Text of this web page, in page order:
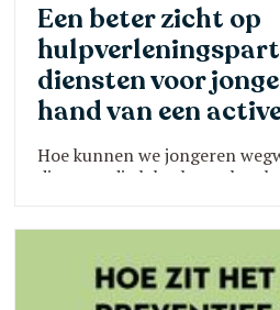
Een beter zicht op
diensten voor
hand van een
Hoe kunnen we jongeren
diensten die lokaal voor hen